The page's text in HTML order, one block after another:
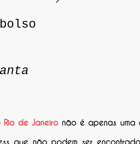
Rio de Janeiro não é apenas uma
que não podem ser